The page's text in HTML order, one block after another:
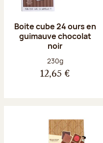
Boite cube 24 ours en
guimauve chocolat
noir
Poids net :
230g
12,65 €